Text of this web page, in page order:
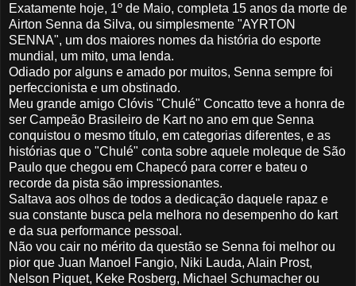
Exatamente hoje, 1º de Maio, completa 15 anos da morte de
Airton Senna da Silva, ou simplesmente "AYRTON
SENNA", um dos maiores nomes da história do esporte
mundial, um mito, uma lenda.
Odiado por alguns e amado por muitos, Senna sempre foi
perfeccionista e um obstinado.
Meu grande amigo Clóvis "Chulé" Concatto teve a honra de
ser Campeão Brasileiro de Kart no ano em que Senna
conquistou o mesmo título, em categorias diferentes, e as
histórias que o "Chulé" conta sobre aquele moleque de São
Paulo que chegou em Chapecó para correr e bateu o
recorde da pista são impressionantes.
Saltava aos olhos de todos a dedicação daquele rapaz e
sua constante busca pela melhora no desempenho do kart
e da sua performance pessoal.
Não vou cair no mérito da questão se Senna foi melhor ou
pior que Juan Manoel Fangio, Niki Lauda, Alain Prost,
Nelson Piquet, Keke Rosberg, Michael Schumacher ou